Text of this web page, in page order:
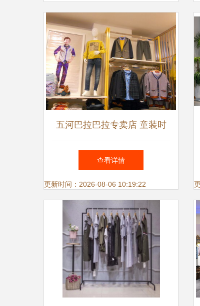
五河巴拉巴拉专卖店 童装时
尚新体验，品质成长每一步
查看详情
更新时间：2026-08-06 10:19:22